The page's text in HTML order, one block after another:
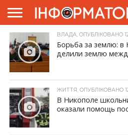
ГОЛОВНА
ЖИТТЯ
ВЛАДА
ГРОШІ
ТРЕШ
ПРЕС-
РЕЛІЗИ
РЕКЛАМА
ПРОЕКТИ
ВЛАДА, ОПУБЛІКОВАНО
Борьба за землю: в
делили землю
ЖИТТЯ, ОПУБЛІКОВАНО
В Никополе
оказали помощь